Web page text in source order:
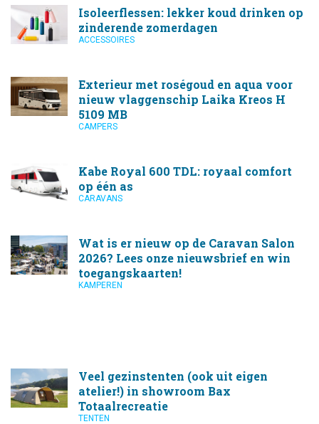
Isoleerflessen: lekker koud drinken op
zinderende zomerdagen
ACCESSOIRES
Exterieur met roségoud en aqua voor
nieuw vlaggenschip Laika Kreos H
5109 MB
CAMPERS
Kabe Royal 600 TDL: royaal comfort
op één as
CARAVANS
Wat is er nieuw op de Caravan Salon
2026? Lees onze nieuwsbrief en win
toegangskaarten!
KAMPEREN
Veel gezinstenten (ook uit eigen
atelier!) in showroom Bax
Totaalrecreatie
TENTEN